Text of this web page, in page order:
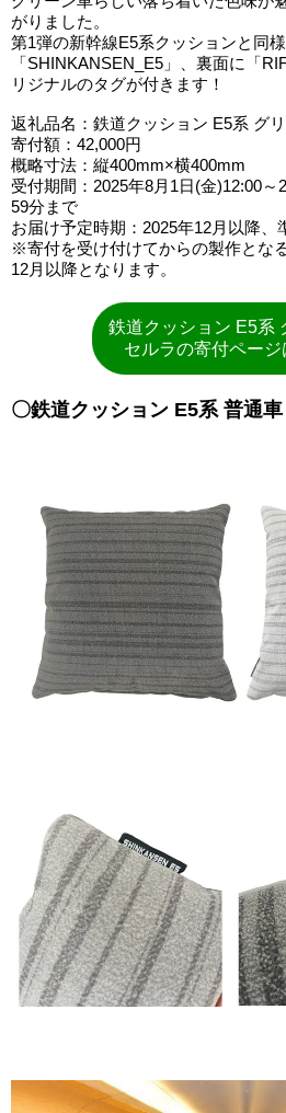
がりました。
第1弾の新幹線E5系クッションと同
「SHINKANSEN_E5」、裏面に「
リジナルのタグが付きます！
返礼品名：鉄道クッション E5系 グ
寄付額：42,000円
概略寸法：縦400mm×横400mm
受付期間：2025年8月1日(金)12:00～
59分まで
お届け予定時期：2025年12月以降、
※寄付を受け付けてからの製作とな
12月以降となります。
鉄道クッション E5系
セルラの寄付ページ
〇鉄道クッション E5系 普通